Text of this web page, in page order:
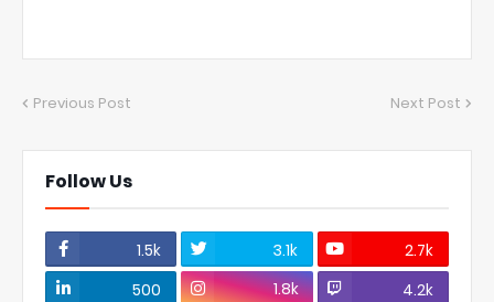
Previous Post Next Post
Follow Us
1.5k 3.1k
2.7k
500
1.8k 4.2k